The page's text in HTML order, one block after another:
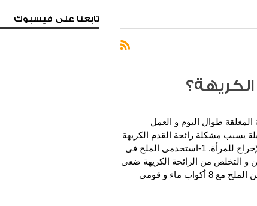
المغلقة طوال اليوم و العمل
يسبب مشكلة رائحة القدم الكريهة
مما يسبب الإحراج للمرأة. 1-استخدمى الملح فى
و التخلص من الرائحة الكريهة ضعى
نصف كوب من الملح مع 8 أكواب ماء و قومى
تابعنا على فيسبوك